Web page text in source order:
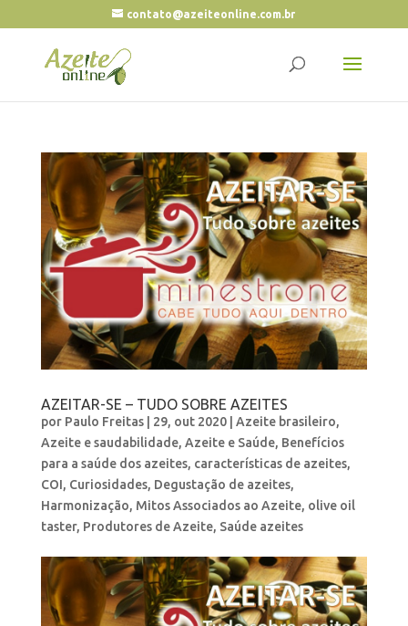
contato@azeiteonline.com.br
AZEITAR-SE – TUDO SOBRE AZEITES
por Paulo Freitas| 29, out 2020| Azeite brasileiro,
Azeite e saudabilidade, Azeite e Saúde, Benefícios
para a saúde dos azeites, características de azeites,
COI, Curiosidades, Degustação de azeites,
Harmonização, Mitos Associados ao Azeite, olive oil
taster, Produtores de Azeite, Saúde azeites